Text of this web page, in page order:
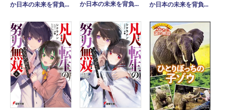
か日本の未来を背負...
か日本の未来を背負...
か日本の未来を背負...